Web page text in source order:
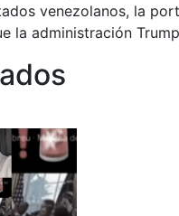
venezolanos, la
la administración